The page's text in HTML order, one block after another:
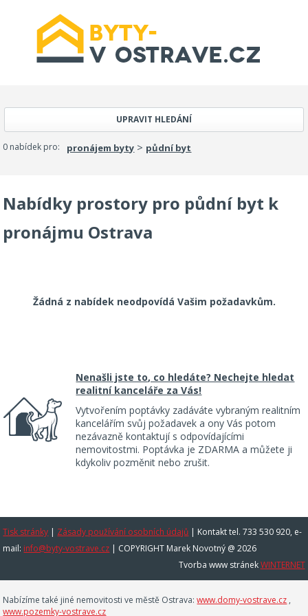
UPRAVIT HLEDÁNÍ
0 nabídek pro: pronájem byty > půdní byt
Nabídky prostory pro půdní byt k
pronájmu Ostrava
Žádná z nabídek neodpovídá Vašim požadavkům.
Nenašli jste to, co hledáte? Nechejte hledat
realitní kanceláře za Vás!
Vytvořením poptávky zadáváte vybraným realitním
kancelářím svůj požadavek a ony Vás potom
nezávazně kontaktují s odpovídajícími
nemovitostmi. Poptávka je ZDARMA a můžete ji
kdykoliv pozměnit nebo zrušit.
Tisk stránky | Zásady používání osobních údajů | Kontakt tel. 733 530 920, e-
mail: info@byty-vostrave.cz | COPYRIGHT Marek Novotný @ 2026
Tvorba www stránekWINTERNET
Nabízíme také jiné nemovitosti ve městě Ostrava:www.domy-vostrave.cz ,
www.pozemky-vostrave.cz